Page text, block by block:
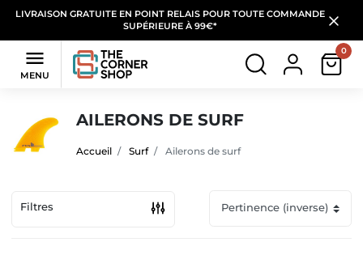
LIVRAISON GRATUITE EN POINT RELAIS POUR TOUTE COMMANDE
SUPÉRIEURE À 99€*

MENU
0
AILERONS DE SURF
Accueil Surf Ailerons de surf
Filtres